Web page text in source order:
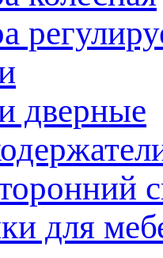
дверные
для